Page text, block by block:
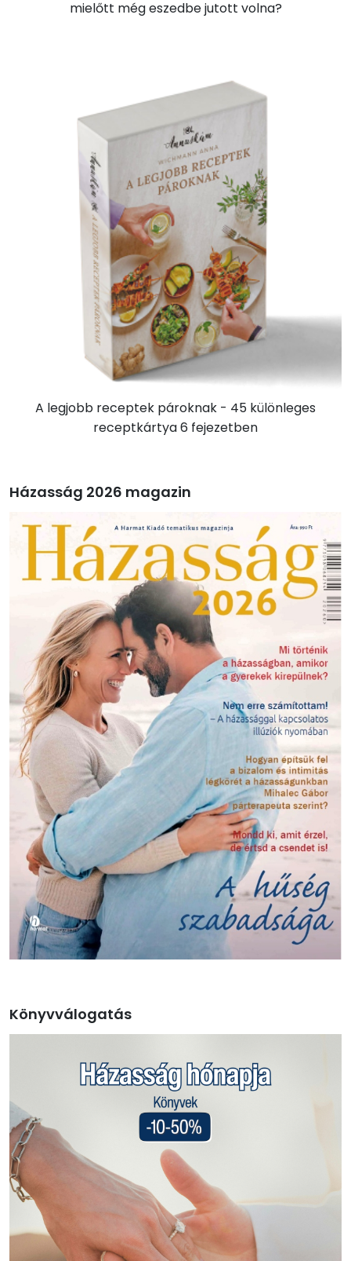
mielőtt még eszedbe jutott volna?
A legjobb receptek pároknak - 45 különleges
receptkártya 6 fejezetben
Házasság 2026 magazin
Könyvválogatás